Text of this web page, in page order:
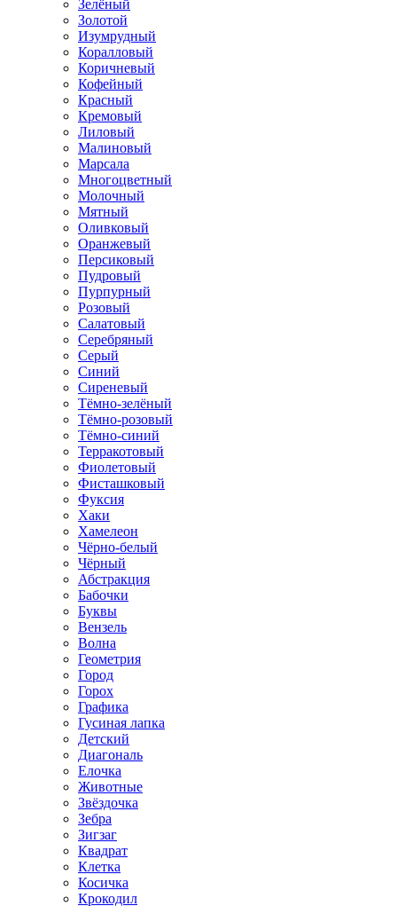
Зелёный
Золотой
Изумрудный
Коралловый
Коричневый
Кофейный
Красный
Кремовый
Лиловый
Малиновый
Марсала
Многоцветный
Молочный
Мятный
Оливковый
Оранжевый
Персиковый
Пудровый
Пурпурный
Розовый
Салатовый
Серебряный
Серый
Синий
Сиреневый
Тёмно-зелёный
Тёмно-розовый
Тёмно-синий
Терракотовый
Фиолетовый
Фисташковый
Фуксия
Хаки
Хамелеон
Чёрно-белый
Чёрный
Абстракция
Бабочки
Буквы
Вензель
Волна
Геометрия
Город
Горох
Графика
Гусиная лапка
Детский
Диагональ
Елочка
Животные
Звёздочка
Зебра
Зигзаг
Квадрат
Клетка
Косичка
Крокодил